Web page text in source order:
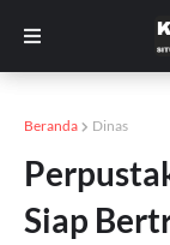
Beranda Dinas
Siap